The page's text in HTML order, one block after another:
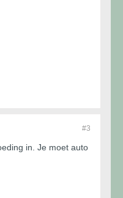
#3
in. Je moet auto